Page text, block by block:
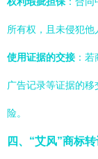
所有权，且未侵犯他
使用证据的交接 ：
广告记录等证据的移
险。
四、“艾风”商标